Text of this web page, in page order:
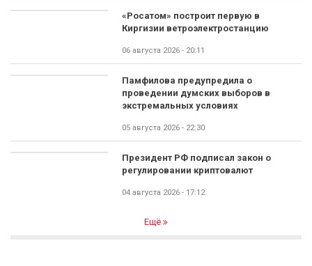
«Росатом» построит первую в
Киргизии ветроэлектростанцию
06 августа 2026 - 20:11
Памфилова предупредила о
проведении думских выборов в
экстремальных условиях
05 августа 2026 - 22:30
Президент РФ подписал закон о
регулировании криптовалют
04 августа 2026 - 17:12
Ещё